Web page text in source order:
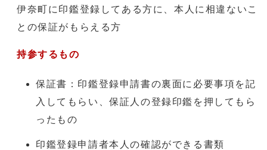
伊奈町に印鑑登録してある方に、本人に相違ないこ
との保証がもらえる方
持参するもの
保証書：印鑑登録申請書の裏面に必要事項を記
入してもらい、保証人の登録印鑑を押してもら
ったもの
印鑑登録申請者本人の確認ができる書類